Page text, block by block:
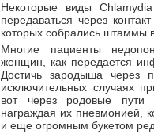
Некоторые виды
передаваться через
которых собрались штаммы
Многие пациенты
женщин, как передается
Достичь зародыша через
исключительных случаях
вот через родовые пути
награждая их пневмонией,
и еще огромным букетом